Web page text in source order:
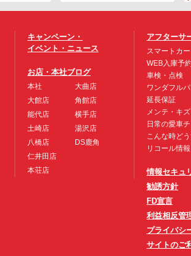
キャンペーン・
イベント・ニュース
お店・本社ブログ
本社
大館店
能代店
土崎店
八橋店
仁井田店
本荘店
大曲店
角館店
横手店
湯沢店
DS鹿角
アフターサ
スマートカ
WEB入庫予
車検・点検
ワンダフル
延長保証
メンテ・キ
日常の愛車
こんな時ど
リコール情報
情報セキュ
勧誘方針
FD宣言
利益相反管
プライバシ
サイトのご